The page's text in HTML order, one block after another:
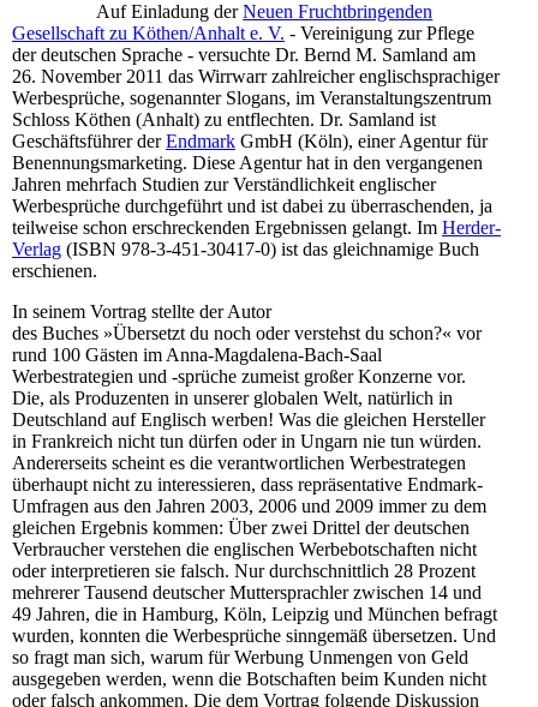
Auf Einladung derNeuen Fruchtbringenden
Gesellschaft zu Köthen/Anhalt e. V. - Vereinigung zur Pflege
der deutschen Sprache - versuchte Dr. Bernd M. Samland am
26. November 2011 das Wirrwarr zahlreicher englischsprachiger
Werbesprüche, sogenannter Slogans, im Veranstaltungszentrum
Schloss Köthen (Anhalt) zu entflechten. Dr. Samland ist
Geschäftsführer derEndmark GmbH (Köln), einer Agentur für
Benennungsmarketing. Diese Agentur hat in den vergangenen
Jahren mehrfach Studien zur Verständlichkeit englischer
Werbesprüche durchgeführt und ist dabei zu überraschenden, ja
teilweise schon erschreckenden Ergebnissen gelangt. Im Herder-
Verlag (ISBN 978-3-451-30417-0) ist das gleichnamige Buch
erschienen.
In seinem Vortrag stellte der Autor
des Buches »Übersetzt du noch oder verstehst du schon?« vor
rund 100 Gästen im Anna-Magdalena-Bach-Saal
Werbestrategien und -sprüche zumeist großer Konzerne vor.
Die, als Produzenten in unserer globalen Welt, natürlich in
Deutschland auf Englisch werben! Was die gleichen Hersteller
in Frankreich nicht tun dürfen oder in Ungarn nie tun würden.
Andererseits scheint es die verantwortlichen Werbestrategen
überhaupt nicht zu interessieren, dass repräsentative Endmark-
Umfragen aus den Jahren 2003, 2006 und 2009 immer zu dem
gleichen Ergebnis kommen: Über zwei Drittel der deutschen
Verbraucher verstehen die englischen Werbebotschaften nicht
oder interpretieren sie falsch. Nur durchschnittlich 28 Prozent
mehrerer Tausend deutscher Muttersprachler zwischen 14 und
49 Jahren, die in Hamburg, Köln, Leipzig und München befragt
wurden, konnten die Werbesprüche sinngemäß übersetzen. Und
so fragt man sich, warum für Werbung Unmengen von Geld
ausgegeben werden, wenn die Botschaften beim Kunden nicht
oder falsch ankommen. Die dem Vortrag folgende Diskussion